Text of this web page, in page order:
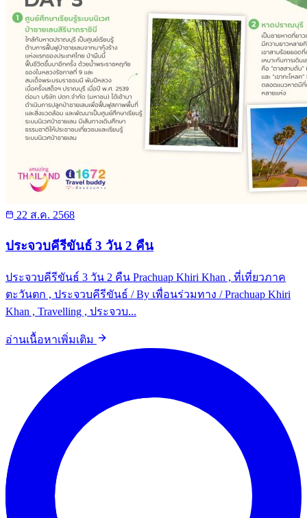
22 ส.ค. 2568
ประจวบคีรีขันธ์ 3 วัน 2 คืน
ประจวบคีรีขันธ์ 3 วัน 2 คืน Prachuap Khiri Khan , ที่เที่ยวภาค
ตะวันตก , ประจวบคีรีขันธ์ / By เพื่อนร่วมทาง / Prachuap Khiri
Khan , Travelling , ประจวบ...
อ่านเนื้อหาเพิ่มเติม